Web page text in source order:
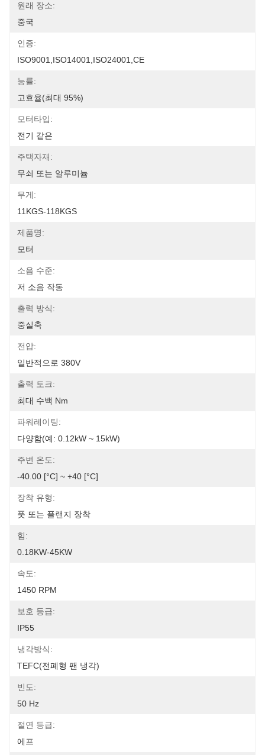
원래 장소:
중국
인증:
ISO9001,ISO14001,ISO24001,CE
능률:
고효율(최대 95%)
모터타입:
전기 같은
주택자재:
무쇠 또는 알루미늄
무게:
11KGS-118KGS
제품명:
모터
소음 수준:
저 소음 작동
출력 방식:
중실축
전압:
일반적으로 380V
출력 토크:
최대 수백 Nm
파워레이팅:
다양함(예: 0.12kW ~ 15kW)
주변 온도:
-40.00 [°C] ~ +40 [°C]
장착 유형:
풋 또는 플랜지 장착
힘:
0.18KW-45KW
속도:
1450 RPM
보호 등급:
IP55
냉각방식:
TEFC(전폐형 팬 냉각)
빈도:
50 Hz
절연 등급:
에프